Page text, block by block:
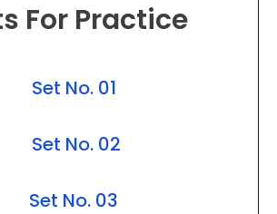
For Practice
Set No. 01
Set No. 02
Set No. 03